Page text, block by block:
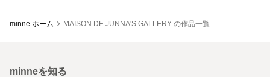
minne ホーム MAISON DE JUNNA'S GALLERY の作品一覧
minneを知る